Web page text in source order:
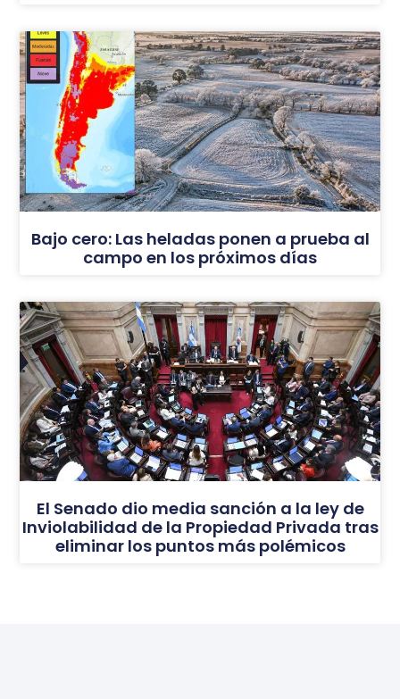
Bajo cero: Las heladas ponen a prueba al
campo en los próximos días
El Senado dio media sanción a la ley de
Inviolabilidad de la Propiedad Privada tras
eliminar los puntos más polémicos